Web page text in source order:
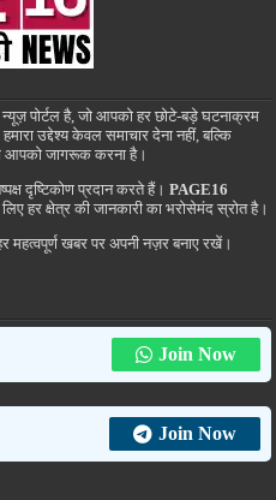
पोर्टल है, जो आपको हर छोटे-बड़े घटनाक्रम
उद्देश्य केवल समाचार देना नहीं, बल्कि
आपको जागरूक करना है।
दृष्टिकोण प्रदान करते हैं।PAGE16
हर क्षेत्र की जानकारी का भरोसेमंद स्रोत है।
खबर पर अपनी नज़र बनाए रखें।
Join Now
Join Now